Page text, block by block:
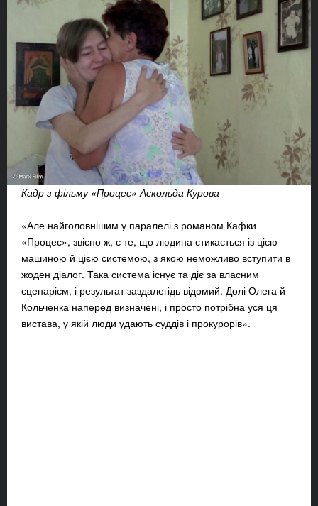
Кадр з фільму «Процес» Аскольда Курова
«Але найголовнішим у паралелі з романом Кафки
«Процес», звісно ж, є те, що людина стикається із цією
машиною й цією системою, з якою неможливо вступити в
жоден діалог. Така система існує та діє за власним
сценарієм, і результат заздалегідь відомий. Долі Олега й
Кольченка наперед визначені, і просто потрібна уся ця
вистава, у якій люди удають суддів і прокурорів».